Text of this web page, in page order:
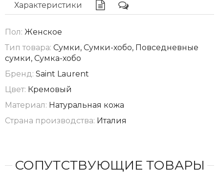
Характеристики
Пол: Женское
Тип товара: Сумки, Сумки-хобо, Повседневные
сумки, Сумка-хобо
Бренд: Saint Laurent
Цвет: Кремовый
Материал: Натуральная кожа
Страна производства: Италия
СОПУТСТВУЮЩИЕ ТОВАРЫ